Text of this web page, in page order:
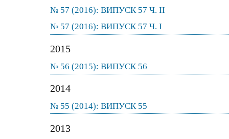
№ 57 (2016): ВИПУСК 57 Ч. ІІ
№ 57 (2016): ВИПУСК 57 Ч. І
2015
№ 56 (2015): ВИПУСК 56
2014
№ 55 (2014): ВИПУСК 55
2013